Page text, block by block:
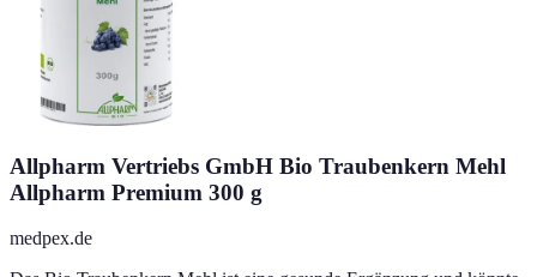
Allpharm Vertriebs GmbH Bio Traubenkern Mehl
Allpharm Premium 300 g
medpex.de